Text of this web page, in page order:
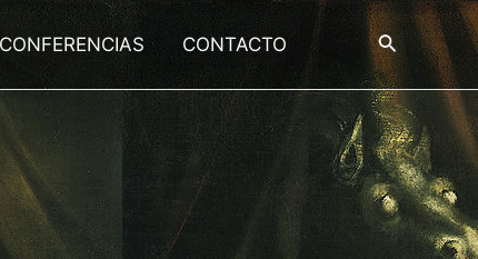
CONFERENCIAS CONTACTO Buscar